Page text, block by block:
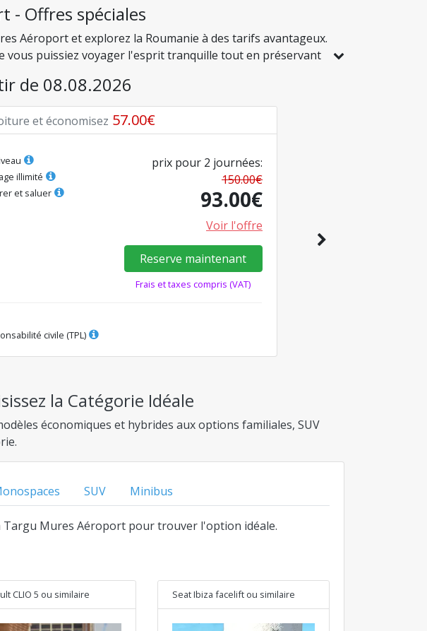
- Offres spéciales
Aéroport et explorez la Roumanie à des tarifs avantageux.
vous puissiez voyager l'esprit tranquille tout en préservant
de 08.08.2026
et économisez 57.00€
illimité
et saluer
prix pour 2 journées:
150.00€
93.00€
Voir l'offre
Reserve maintenant
Frais et taxes compris (VAT)
civile (TPL)
la Catégorie Idéale
économiques et hybrides aux options familiales, SUV
SUV Minibus
Targu Mures Aéroport pour trouver l'option idéale.
CLIO 5 ou similaire Seat Ibiza facelift ou similaire